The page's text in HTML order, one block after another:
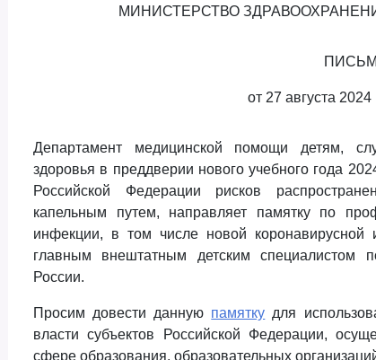
МИНИСТЕРСТВО
от 27 августа
Департамент медицинской помощи детям,
здоровья в преддверии нового учебного года
Российской Федерации рисков
капельным путем, направляет памятку по
инфекции, в том числе новой коронавирусной
главным внештатным детским специалистом
России.
Просим довести данную памятку для
власти субъектов Российской Федерации,
сфере образования, образовательных